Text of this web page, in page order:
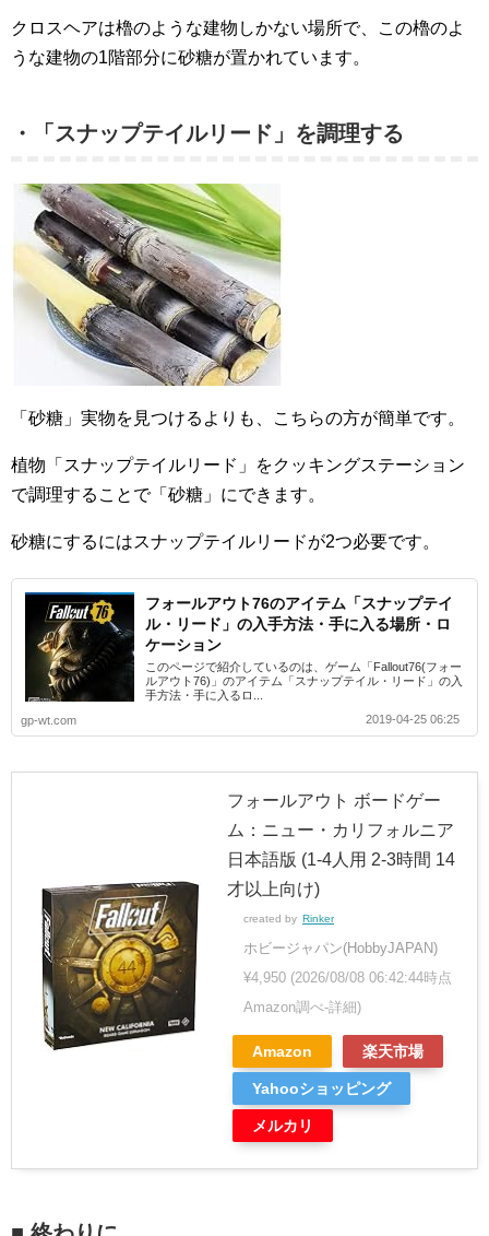
クロスヘアは櫓のような建物しかない場所で、この櫓のよ
うな建物の1階部分に砂糖が置かれています。
・「スナップテイルリード」を調理する
「砂糖」実物を見つけるよりも、こちらの方が簡単です。
植物「スナップテイルリード」をクッキングステーション
で調理することで「砂糖」にできます。
砂糖にするにはスナップテイルリードが2つ必要です。
フォールアウト76のアイテム「スナップテイ
ル・リード」の入手方法・手に入る場所・ロ
ケーション
このページで紹介しているのは、ゲーム「Fallout76(フォー
ルアウト76)」のアイテム「スナップテイル・リード」の入
手方法・手に入るロ...
gp-wt.com
2019-04-25 06:25
フォールアウト ボードゲー
ム：ニュー・カリフォルニア
日本語版 (1-4人用 2-3時間 14
才以上向け)
created by Rinker
ホビージャパン(HobbyJAPAN)
¥4,950 (2026/08/08 06:42:44時点
Amazon調べ-詳細)
Amazon 楽天市場
Yahooショッピング
メルカリ